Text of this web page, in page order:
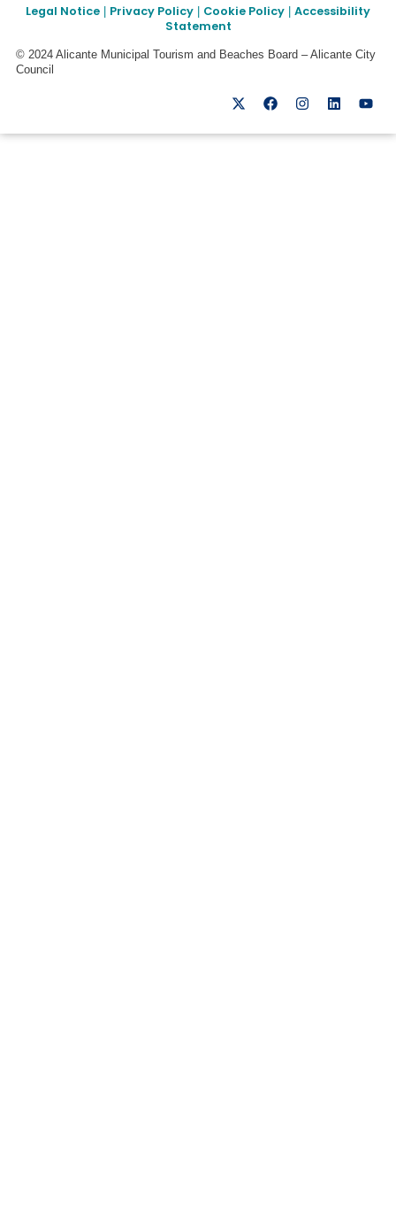
Legal Notice Privacy Policy Cookie Policy
Accessibility
Statement
© 2024 Alicante Municipal Tourism and Beaches Board – Alicante City
Council